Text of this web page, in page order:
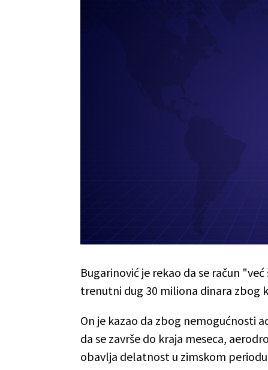
Bugarinović je rekao da se račun
trenutni dug 30 miliona dinara zbog
On je kazao da zbog nemogućnosti
da se završe do kraja meseca,
obavlja delatnost u zimskom